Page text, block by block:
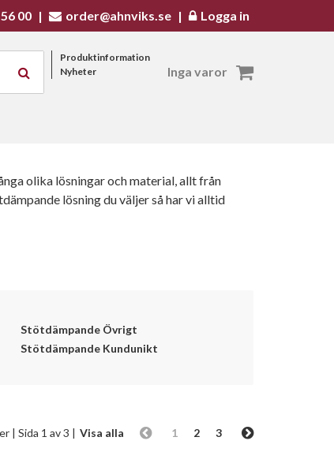
olika lösningar och material, allt från
lösning du väljer så har vi alltid
Stötdämpande Övrigt
Stötdämpande Kundunikt
3
2
1
Visa alla
| Sida 1 av 3 |
00 | order@ahnviks.se | Logga in
Produktinformation
Nyheter
Inga varor